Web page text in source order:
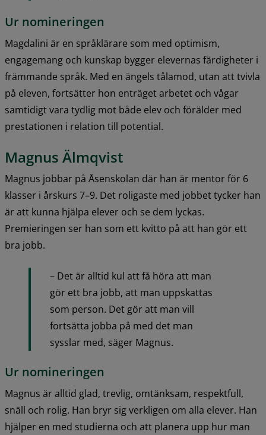
Ur nomineringen
Magdalini är en språklärare som med optimism,
engagemang och kunskap bygger elevernas färdigheter i
främmande språk. Med en ängels tålamod, utan att tvivla
på eleven, fortsätter hon enträget arbetet och vågar
samtidigt vara tydlig mot både elev och förälder med
prestationen i relation till potential.
Magnus Älmqvist
Magnus jobbar på Åsenskolan där han är mentor för 6
klasser i årskurs 7–9. Det roligaste med jobbet tycker han
är att kunna hjälpa elever och se dem lyckas.
Premieringen ser han som ett kvitto på att han gör ett
bra jobb.
– Det är alltid kul att få höra att man
gör ett bra jobb, att man uppskattas
som person. Det gör att man vill
fortsätta jobba på med det man
sysslar med, säger Magnus.
Ur nomineringen
Magnus är alltid glad, trevlig, omtänksam, respektfull,
snäll och rolig. Han bryr sig verkligen om alla elever. Han
hjälper en med studierna och att planera upp hur man